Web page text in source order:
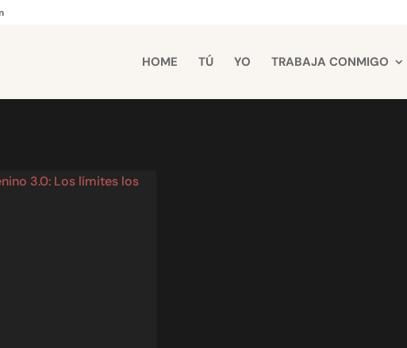
HOME TÚ YO TRABAJA CONMIGO